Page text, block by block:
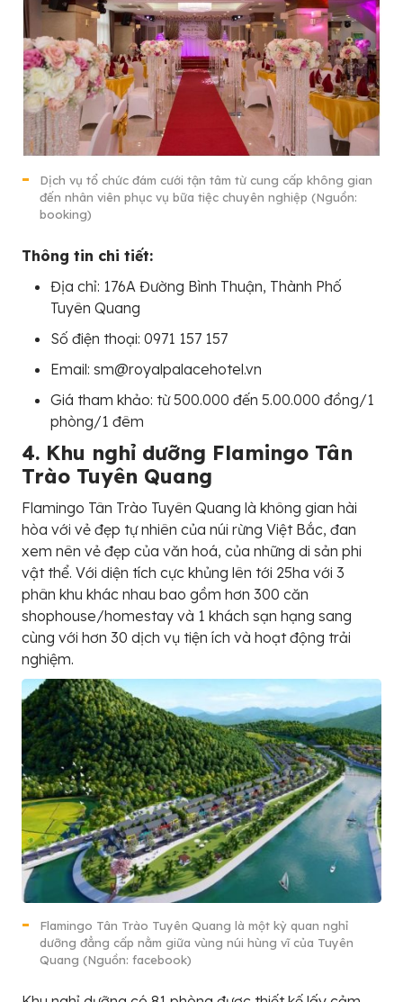
Dịch vụ tổ chức đám cưới tận tâm từ cung cấp không gian
đến nhân viên phục vụ bữa tiệc chuyên nghiệp (Nguồn:
booking)
Thông tin chi tiết:
Địa chỉ: 176A Đường Bình Thuận, Thành Phố
Tuyên Quang
Số điện thoại: 0971 157 157
Email: sm@royalpalacehotel.vn
Giá tham khảo: từ 500.000 đến 5.00.000 đồng/1
phòng/1 đêm
4. Khu nghỉ dưỡng Flamingo Tân
Trào Tuyên Quang
Flamingo Tân Trào Tuyên Quang là không gian hài
hòa với vẻ đẹp tự nhiên của núi rừng Việt Bắc, đan
xem nên vẻ đẹp của văn hoá, của những di sản phi
vật thể. Với diện tích cực khủng lên tới 25ha với 3
phân khu khác nhau bao gồm hơn 300 căn
shophouse/homestay và 1 khách sạn hạng sang
cùng với hơn 30 dịch vụ tiện ích và hoạt động trải
nghiệm.
Flamingo Tân Trào Tuyên Quang là một kỳ quan nghỉ
dưỡng đẳng cấp nằm giữa vùng núi hùng vĩ của Tuyên
Quang (Nguồn: facebook)